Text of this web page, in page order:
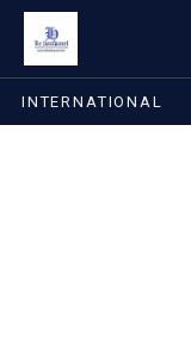
INTERNATIONAL